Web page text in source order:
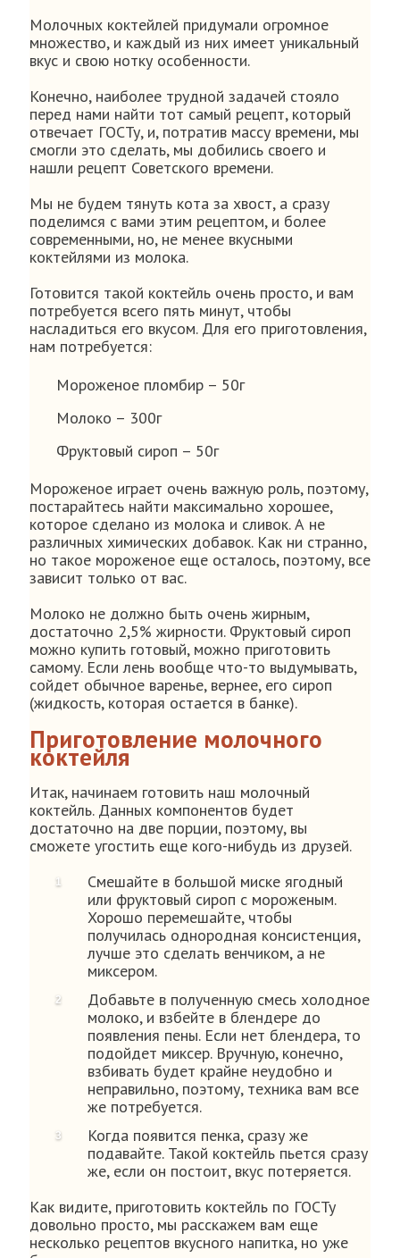
Молочных коктейлей придумали огромное
множество, и каждый из них имеет уникальный
вкус и свою нотку особенности.
Конечно, наиболее трудной задачей стояло
перед нами найти тот самый рецепт, который
отвечает ГОСТу, и, потратив массу времени, мы
смогли это сделать, мы добились своего и
нашли рецепт Советского времени.
Мы не будем тянуть кота за хвост, а сразу
поделимся с вами этим рецептом, и более
современными, но, не менее вкусными
коктейлями из молока.
Готовится такой коктейль очень просто, и вам
потребуется всего пять минут, чтобы
насладиться его вкусом. Для его приготовления,
нам потребуется:
Мороженое пломбир – 50г
Молоко – 300г
Фруктовый сироп – 50г
Мороженое играет очень важную роль, поэтому,
постарайтесь найти максимально хорошее,
которое сделано из молока и сливок. А не
различных химических добавок. Как ни странно,
но такое мороженое еще осталось, поэтому, все
зависит только от вас.
Молоко не должно быть очень жирным,
достаточно 2,5% жирности. Фруктовый сироп
можно купить готовый, можно приготовить
самому. Если лень вообще что-то выдумывать,
сойдет обычное варенье, вернее, его сироп
(жидкость, которая остается в банке).
Приготовление молочного
коктейля
Итак, начинаем готовить наш молочный
коктейль. Данных компонентов будет
достаточно на две порции, поэтому, вы
сможете угостить еще кого-нибудь из друзей.
Смешайте в большой миске ягодный
или фруктовый сироп с мороженым.
Хорошо перемешайте, чтобы
получилась однородная консистенция,
лучше это сделать венчиком, а не
миксером.
Добавьте в полученную смесь холодное
молоко, и взбейте в блендере до
появления пены. Если нет блендера, то
подойдет миксер. Вручную, конечно,
взбивать будет крайне неудобно и
неправильно, поэтому, техника вам все
же потребуется.
Когда появится пенка, сразу же
подавайте. Такой коктейль пьется сразу
же, если он постоит, вкус потеряется.
Как видите, приготовить коктейль по ГОСТу
довольно просто, мы расскажем вам еще
несколько рецептов вкусного напитка, но уже